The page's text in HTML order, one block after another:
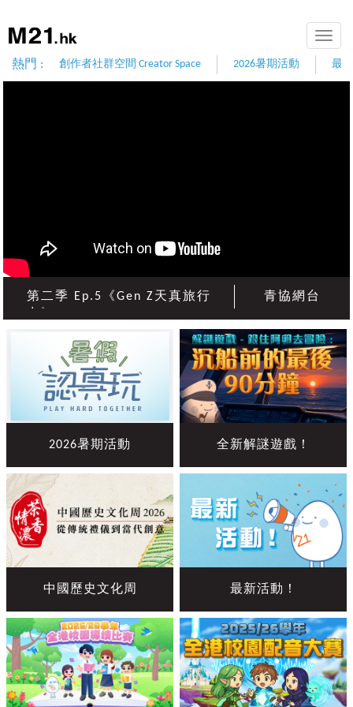
Toggle
熱門 : 創作者社群空間 Creator Space 2026暑期活動 最
第二季 Ep.5《Gen Z天真旅行
青協網台
2026暑期活動 全新解謎遊戲！
中國歷史文化周 最新活動！